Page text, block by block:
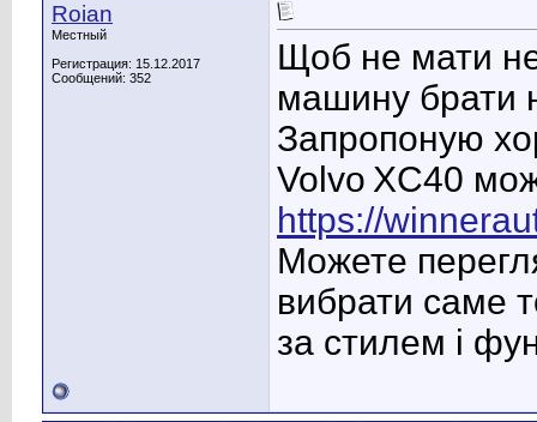
Roian
Местный
Регистрация: 15.12.2017
Сообщений: 352
Щоб не мати
машину брати
Запропоную
Volvo XC40
https://
Можете
вибрати саме
за стилем і